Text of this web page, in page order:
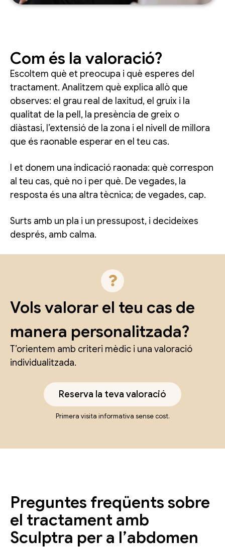
Com és la valoració?
Escoltem què et preocupa i què esperes del
tractament. Analitzem què explica allò que
observes: el grau real de laxitud, el gruix i la
qualitat de la pell, la presència de greix o
diàstasi, l’extensió de la zona i el nivell de millora
que és raonable esperar en el teu cas.
I et donem una indicació raonada: què correspon
al teu cas, què no i per què. De vegades, la
resposta és una altra tècnica; de vegades, cap.
Surts amb un pla i un pressupost, i decideixes
després, amb calma.
Vols valorar el teu cas de
manera personalitzada?
T’orientem amb criteri mèdic i una valoració
individualitzada.
Reserva la teva valoració
Primera visita informativa sense cost.
Preguntes freqüents sobre
el tractament amb
Sculptra per a l’abdomen